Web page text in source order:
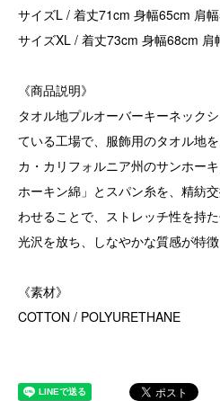
サイズL / 着丈71cm 身幅65cm 肩
サイズXL / 着丈73cm 身幅68cm 肩
《商品説明》
タオル地プルオーバーキーネック
ている工場で、服飾用のタオル地
カ・カリフォルニア州のサンホー
ホーキン綿」とスパン糸を、精紡
わせることで、ストレッチ性を持
光沢を放ち、しなやかな質感が特徴
《素材》
COTTON / POLYURETHANE